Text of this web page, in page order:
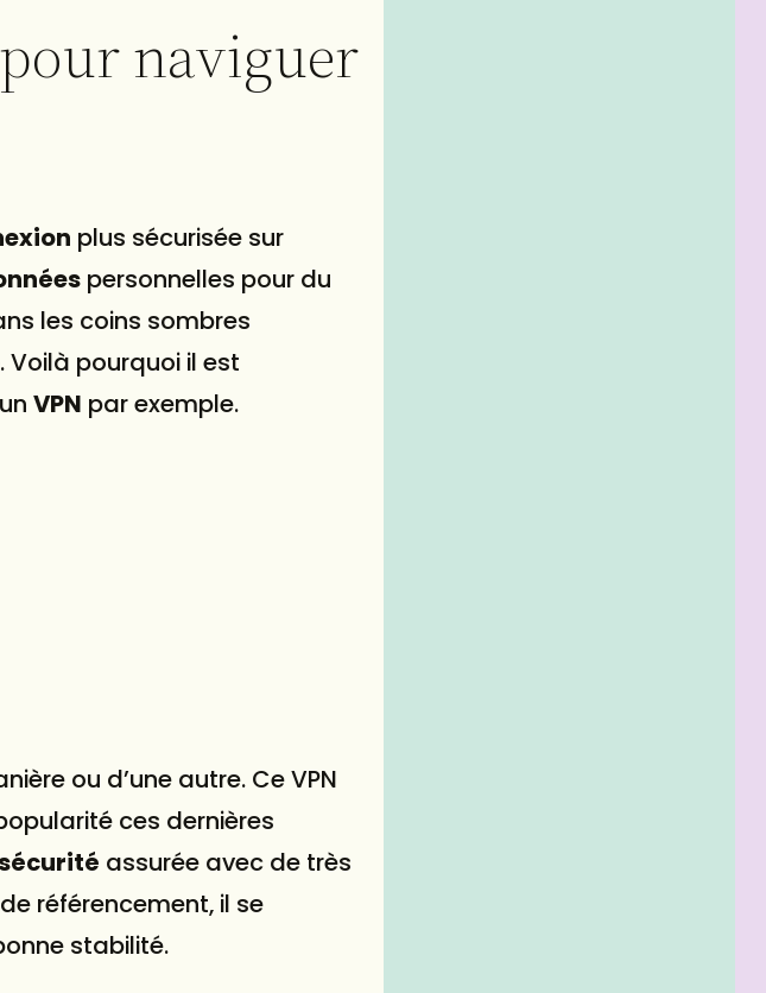
naviguer
plus sécurisée sur
personnelles pour du
les coins sombres
Voilà pourquoi il est
VPN par exemple.
ou d’une autre. Ce VPN
ces dernières
assurée avec de très
référencement, il se
stabilité.